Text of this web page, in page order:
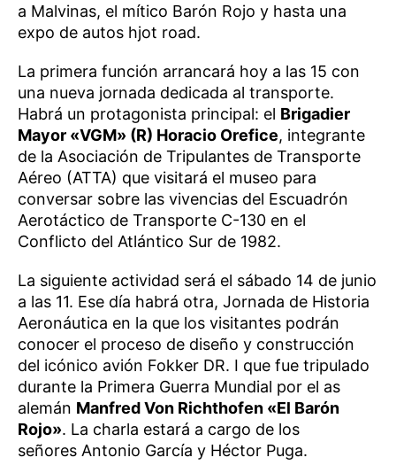
a Malvinas, el mítico Barón Rojo y hasta una
expo de autos hjot road.
La primera función arrancará hoy a las 15 con
una nueva jornada dedicada al transporte.
Habrá un protagonista principal: el Brigadier
Mayor «VGM» (R) Horacio Orefice, integrante
de la Asociación de Tripulantes de Transporte
Aéreo (ATTA) que visitará el museo para
conversar sobre las vivencias del Escuadrón
Aerotáctico de Transporte C-130 en el
Conflicto del Atlántico Sur de 1982.
La siguiente actividad será el sábado 14 de junio
a las 11. Ese día habrá otra, Jornada de Historia
Aeronáutica en la que los visitantes podrán
conocer el proceso de diseño y construcción
del icónico avión Fokker DR. I que fue tripulado
durante la Primera Guerra Mundial por el as
alemán Manfred Von Richthofen «El Barón
Rojo». La charla estará a cargo de los
señores Antonio García y Héctor Puga.